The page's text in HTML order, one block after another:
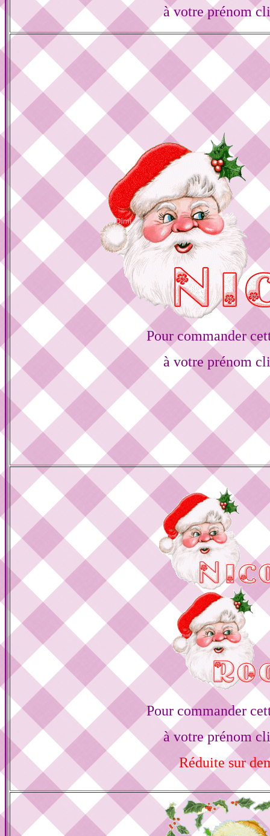
à votre prénom
Pour commander
à votre prénom
Pour commander
à votre prénom
Réduite sur